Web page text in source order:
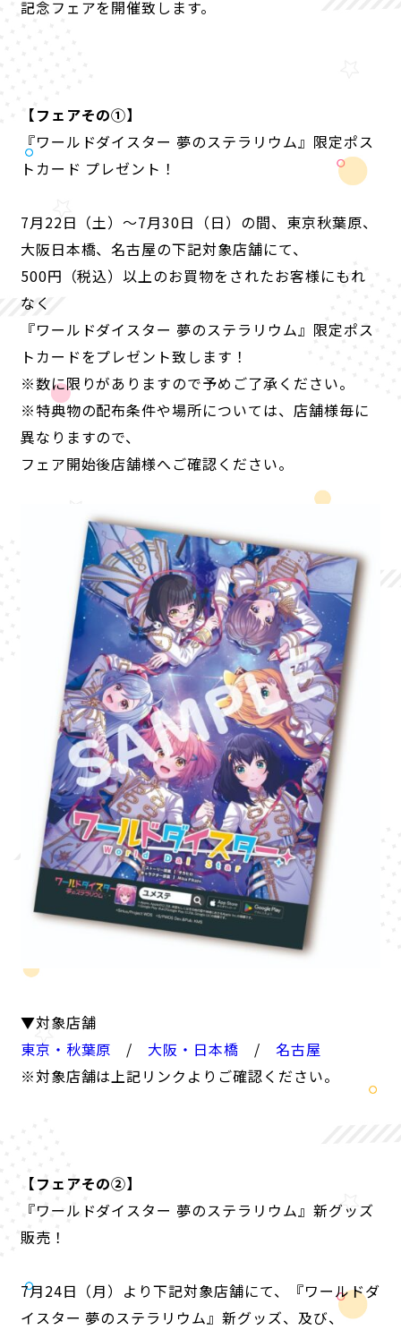
KEYWORD
PRODUCT
NEWS STORY
CHARACTER
STAFF/CAST
ONAIR MOVIE SPECIAL
記念フェアを開催致します。
【フェアその①】
『ワールドダイスター 夢のステラリウム』限定ポス
トカード プレゼント！
7月22日（土）〜7月30日（日）の間、東京秋葉原、
大阪日本橋、名古屋の下記対象店舗にて、
500円（税込）以上のお買物をされたお客様にもれ
なく
『ワールドダイスター 夢のステラリウム』限定ポス
トカードをプレゼント致します！
※数に限りがありますので予めご了承ください。
※特典物の配布条件や場所については、店舗様毎に
異なりますので、
フェア開始後店舗様へご確認ください。
▼対象店舗
東京・秋葉原 / 大阪・日本橋 / 名古屋
※対象店舗は上記リンクよりご確認ください。
【フェアその②】
『ワールドダイスター 夢のステラリウム』新グッズ
販売！
7月24日（月）より下記対象店舗にて、『ワールドダ
イスター 夢のステラリウム』新グッズ、及び、